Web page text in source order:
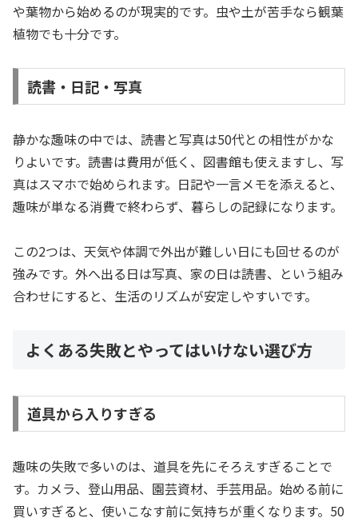
や葉物から始めるのが現実的です。虫や土が苦手なら観葉
植物でも十分です。
読書・日記・写真
静かな趣味の中では、読書と写真は50代との相性がかな
りよいです。読書は費用が低く、図書館も使えますし、写
真はスマホで始められます。日記や一言メモを添えると、
趣味が単なる消費で終わらず、暮らしの記録になります。
この2つは、天気や体調で外出が難しい日にも回せるのが
強みです。外へ出る日は写真、家の日は読書、という組み
合わせにすると、生活のリズムが安定しやすいです。
よくある失敗とやってはいけない選び方
道具から入りすぎる
趣味の失敗で多いのは、道具を先にそろえすぎることで
す。カメラ、登山用品、園芸資材、手芸用品。始める前に
買いすぎると、使いこなす前に気持ちが重くなります。50